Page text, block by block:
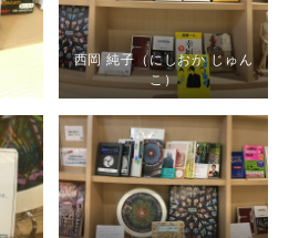
西岡 純子（にしおか じゅん
こ）